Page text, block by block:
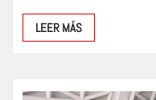
LEER MÁS